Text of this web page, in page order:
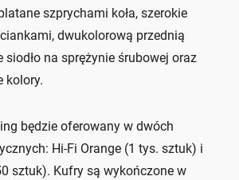
szprychami koła, szerokie
dwukolorową przednią
siodło na sprężynie śrubowej oraz
kolory.
będzie oferowany w dwóch
Hi-Fi Orange (1 tys. sztuk) i
sztuk). Kufry są wykończone w